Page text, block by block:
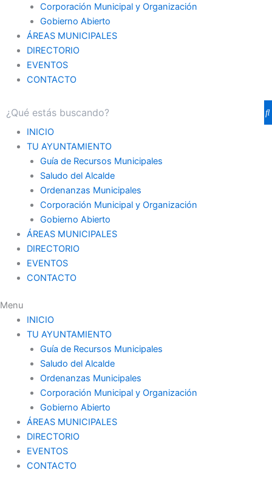
Corporación Municipal y Organización
Gobierno Abierto
ÁREAS MUNICIPALES
DIRECTORIO
EVENTOS
CONTACTO
INICIO
TU AYUNTAMIENTO
Guía de Recursos Municipales
Saludo del Alcalde
Ordenanzas Municipales
Corporación Municipal y Organización
Gobierno Abierto
ÁREAS MUNICIPALES
DIRECTORIO
EVENTOS
CONTACTO
Menu
INICIO
TU AYUNTAMIENTO
Guía de Recursos Municipales
Saludo del Alcalde
Ordenanzas Municipales
Corporación Municipal y Organización
Gobierno Abierto
ÁREAS MUNICIPALES
DIRECTORIO
EVENTOS
CONTACTO